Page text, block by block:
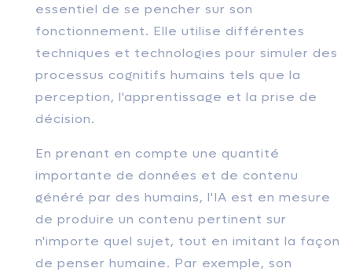
essentiel de se pencher sur son
fonctionnement. Elle utilise différentes
techniques et technologies pour simuler des
processus cognitifs humains tels que la
perception, l'apprentissage et la prise de
décision.
En prenant en compte une quantité
importante de données et de contenu
généré par des humains, l'IA est en mesure
de produire un contenu pertinent sur
n'importe quel sujet, tout en imitant la façon
de penser humaine. Par exemple, son